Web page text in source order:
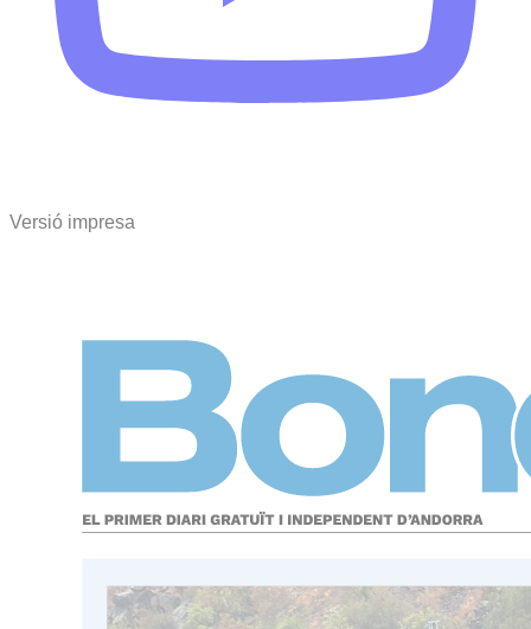
Versió impresa